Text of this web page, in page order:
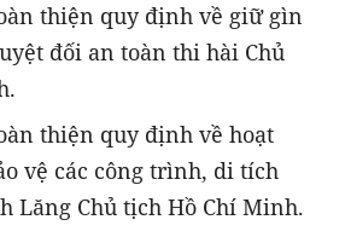
thiện quy định về giữ gìn
đối an toàn thi hài Chủ
thiện quy định về hoạt
vệ các công trình, di tích
Lăng Chủ tịch Hồ Chí Minh.